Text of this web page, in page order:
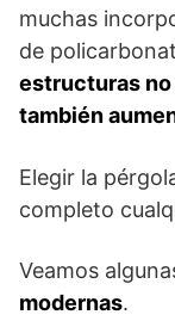
muchas
de
estructuras no
también
Elegir la
completo
Veamos
modernas.